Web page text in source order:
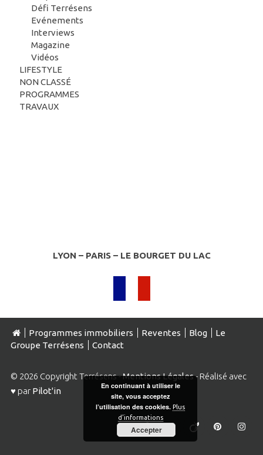
Défi Terrésens
Evénements
Interviews
Magazine
Vidéos
LIFESTYLE
NON CLASSÉ
PROGRAMMES
TRAVAUX
LYON – PARIS – LE BOURGET DU LAC
Programmes immobiliers Reventes Blog
Le
Groupe Terrésens
Contact
© 2026 Copyright Terrésens -Mentions Légales- Réalisé avec
♥ par Pilot'in
En continuant à utiliser le
site, vous acceptez
l’utilisation des cookies. Plus
d’informations
Accepter